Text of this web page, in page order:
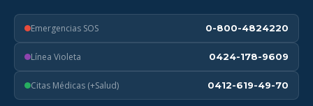
Emergencias SOS 0-800-4824220
Línea Violeta 0424-178-9609
Citas Médicas (+Salud) 0412-619-49-70